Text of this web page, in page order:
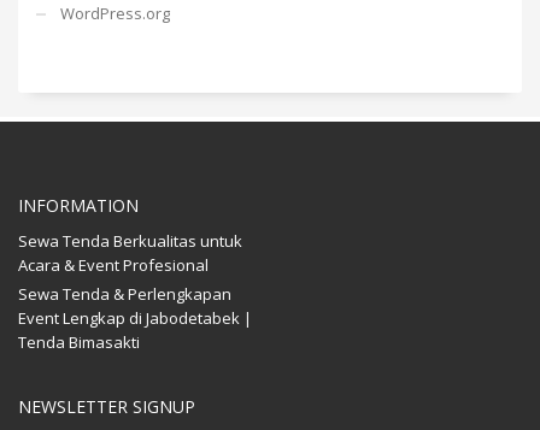
WordPress.org
INFORMATION
Sewa Tenda Berkualitas untuk
Acara & Event Profesional
Sewa Tenda & Perlengkapan
Event Lengkap di Jabodetabek |
Tenda Bimasakti
NEWSLETTER SIGNUP